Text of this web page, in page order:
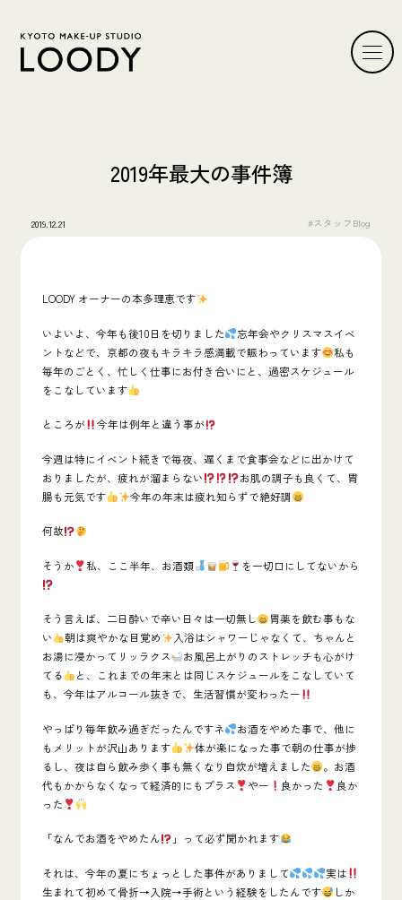
2019年最大の事件簿
2019.12.21 #スタッフBlog
LOODY オーナーの本多理恵です
いよいよ、今年も後10日を切りました
忘年会やクリスマスイベ
ントなどで、京都の夜もキラキラ感満載で賑わっています
私も
毎年のごとく、忙しく仕事にお付き合いにと、過密スケジュール
をこなしています
ところが 今年は例年と違う事が
今週は特にイベント続きで毎夜、遅くまで食事会などに出かけて
おりましたが、疲れが溜まらない
お肌の調子も良くて、胃
腸も元気です
今年の年末は疲れ知らずで絶好調
何故
そうか 私、ここ半年、お酒類 を一切口にしてないから
そう言えば、二日酔いで辛い日々は一切無し
胃薬を飲む事もな
い
朝は爽やかな目覚め
入浴はシャワーじゃなくて、ちゃんと
お湯に浸かってリッラクス
お風呂上がりのストレッチも心がけ
てる
と、これまでの年末とは同じスケジュールをこなしていて
も、今年はアルコール抜きで、生活習慣が変わったー
やっぱり毎年飲み過ぎだったんですネ
お酒をやめた事で、他に
もメリットが沢山あります
体が楽になった事で朝の仕事が捗
るし、夜は自ら飲み歩く事も無くなり自炊が増えました
。お酒
代もかからなくなって経済的にもプラス
やー 良かった
良か
った
「なんでお酒をやめたん 」 って必ず聞かれます
それは、今年の夏にちょっとした事件がありまして
実は
生まれて初めて骨折→入院→手術という経験をしたんです
しか